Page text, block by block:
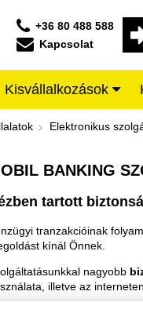
+36 80 488 588
Kapcsolat
Kisvállalkozások
Elektronikus
BANKING
tartott
tranzakcióinak
kínál Önnek.
nagyobb
illetve az